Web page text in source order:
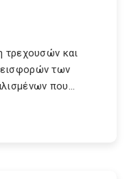
τρεχουσών και
των
που...